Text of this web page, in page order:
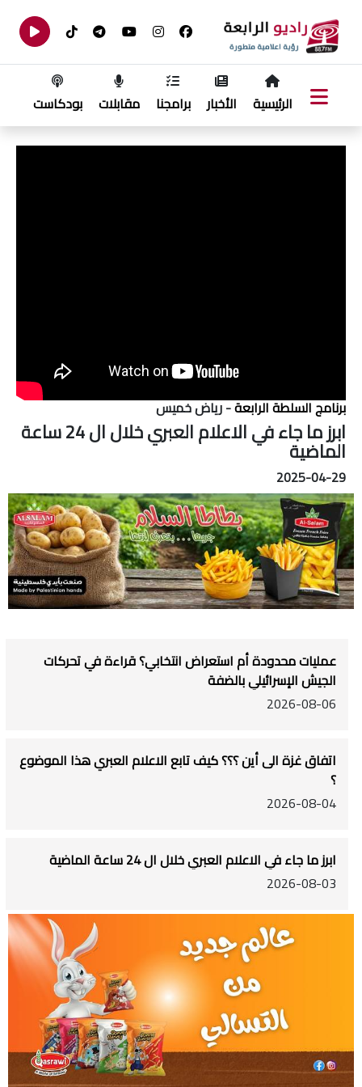
الرئيسية الأخبار برامجنا مقابلات بودكاست
برنامج السلطة الرابعة- رياض خميس
ابرز ما جاء في الاعلام العبري خلال ال 24 ساعة
الماضية
2025-04-29
عمليات محدودة أم استعراض انتخابي؟ قراءة في تحركات
الجيش الإسرائيلي بالضفة
2026-08-06
اتفاق غزة الى أين ؟؟؟ كيف تابع الاعلام العبري هذا الموضوع
؟
2026-08-04
ابرز ما جاء في الاعلام العبري خلال ال 24 ساعة الماضية
2026-08-03